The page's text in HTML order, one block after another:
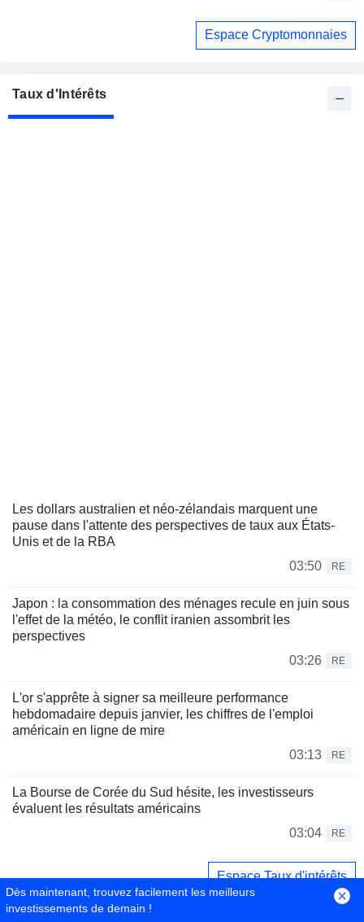
Espace Cryptomonnaies
Taux d'Intérêts
Les dollars australien et néo-zélandais marquent une
pause dans l'attente des perspectives de taux aux États-
Unis et de la RBA
03:50
RE
Japon : la consommation des ménages recule en juin sous
l'effet de la météo, le conflit iranien assombrit les
perspectives
03:26
RE
L'or s'apprête à signer sa meilleure performance
hebdomadaire depuis janvier, les chiffres de l'emploi
américain en ligne de mire
03:13
RE
La Bourse de Corée du Sud hésite, les investisseurs
évaluent les résultats américains
03:04
RE
Espace Taux d'intérêts
Dès maintenant, trouvez facilement les meilleurs
investissements de demain !